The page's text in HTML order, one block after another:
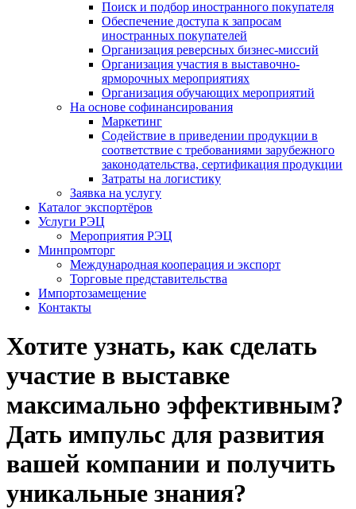
Поиск и подбор иностранного покупателя
Обеспечение доступа к запросам
иностранных покупателей
Организация реверсных бизнес-миссий
Организация участия в выставочно-
ярморочных мероприятиях
Организация обучающих мероприятий
На основе софинансирования
Маркетинг
Содействие в приведении продукции в
соответствие с требованиями зарубежного
законодательства, сертификация продукции
Затраты на логистику
Заявка на услугу
Каталог экспортёров
Услуги РЭЦ
Мероприятия РЭЦ
Минпромторг
Международная кооперация и экспорт
Торговые представительства
Импортозамещение
Контакты
Хотите узнать, как сделать
участие в выставке
максимально эффективным?
Дать импульс для развития
вашей компании и получить
уникальные знания?